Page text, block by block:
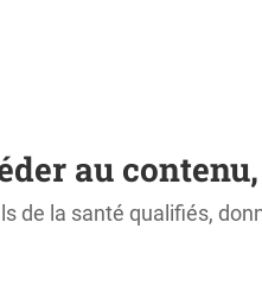
au
de la santé qualifiés,